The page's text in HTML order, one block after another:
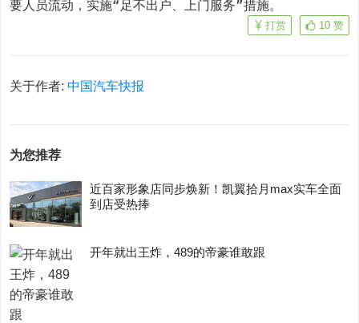
要人员流动，实施“足不出户、上门服务”措施。
10 赞
打赏
关于作者:中国汽车快报
为您推荐
近百家形象店同步焕新！凯翼拾月max实车全面
到店受热捧
开年就出王炸，489的帝豪谁敢跟